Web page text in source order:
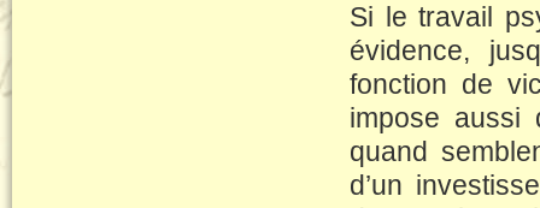
Si le travail
évidence,
fonction de
impose aussi
quand
d’un